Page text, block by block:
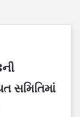
સમિતિમાં